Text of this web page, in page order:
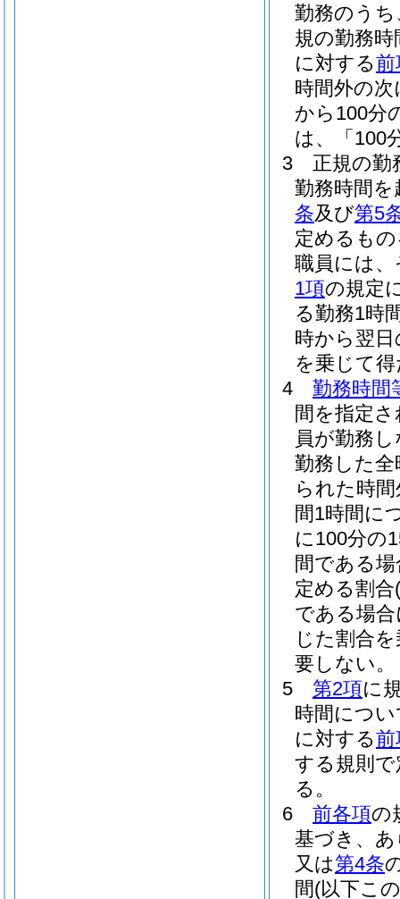
勤務のう
規の勤務
に対する前
時間外の
から100分
は、「100
3
正規の勤
勤務時間
条及び第5
定めるも
職員には
1項の規定
る勤務1時
時から翌
を乗じて
4
勤務時間
間を指定
員が勤務
勤務した
られた時
間1時間に
に100分の
間である
定める割合
である場
じた割合
要しない。
5
第2項に
時間につ
に対する前
する規則
る。
6
前各項の
基づき、
又は第4条
間(以下こ